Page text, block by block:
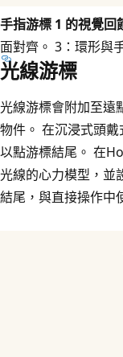
手指游標 1 的視覺回
面對齊。 3：環形與
光線游標
光線游標會附加至遠
物件。 在沉浸式頭
以點游標結尾。 在
光線的心力模型，並
結尾，與直接操作中